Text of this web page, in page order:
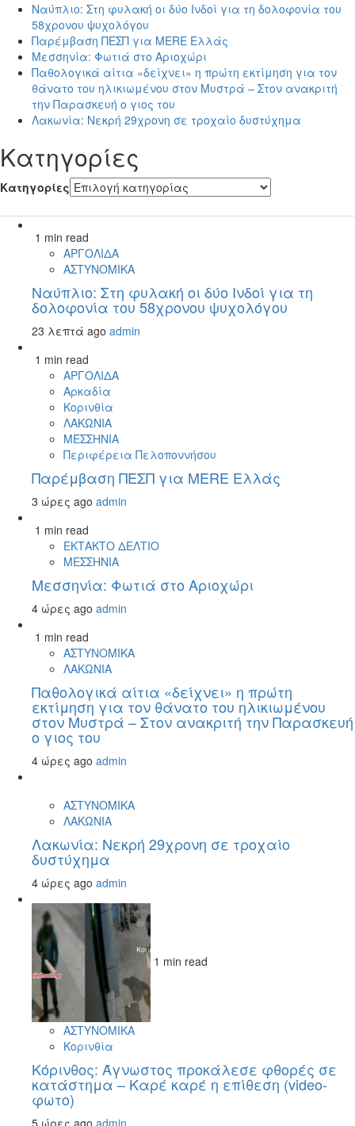
Ναύπλιο: Στη φυλακή οι δύο Ινδοί για τη δολοφονία του
58χρονου ψυχολόγου
Παρέμβαση ΠΕΣΠ για MERE Ελλάς
Μεσσηνία: Φωτιά στο Αριοχώρι
Παθολογικά αίτια «δείχνει» η πρώτη εκτίμηση για τον
θάνατο του ηλικιωμένου στον Μυστρά – Στον ανακριτή
την Παρασκευή ο γιος του
Λακωνία: Νεκρή 29χρονη σε τροχαίο δυστύχημα
Kατηγορίες
Kατηγορίες
1 min read
ΑΡΓΟΛΙΔΑ
ΑΣΤΥΝΟΜΙΚΑ
Ναύπλιο: Στη φυλακή οι δύο Ινδοί για τη
δολοφονία του 58χρονου ψυχολόγου
23 λεπτά ago admin
1 min read
ΑΡΓΟΛΙΔΑ
Αρκαδία
Κορινθία
ΛΑΚΩΝΙΑ
ΜΕΣΣΗΝΙΑ
Περιφέρεια Πελοποννήσου
Παρέμβαση ΠΕΣΠ για MERE Ελλάς
3 ώρες ago admin
1 min read
ΕΚΤΑΚΤΟ ΔΕΛΤΙΟ
ΜΕΣΣΗΝΙΑ
Μεσσηνία: Φωτιά στο Αριοχώρι
4 ώρες ago admin
1 min read
ΑΣΤΥΝΟΜΙΚΑ
ΛΑΚΩΝΙΑ
Παθολογικά αίτια «δείχνει» η πρώτη
εκτίμηση για τον θάνατο του ηλικιωμένου
στον Μυστρά – Στον ανακριτή την Παρασκευή
ο γιος του
4 ώρες ago admin
ΑΣΤΥΝΟΜΙΚΑ
ΛΑΚΩΝΙΑ
Λακωνία: Νεκρή 29χρονη σε τροχαίο
δυστύχημα
4 ώρες ago admin
1 min read
ΑΣΤΥΝΟΜΙΚΑ
Κορινθία
Κόρινθος: Άγνωστος προκάλεσε φθορές σε
κατάστημα – Καρέ καρέ η επίθεση (video-
φωτο)
5 ώρες ago admin